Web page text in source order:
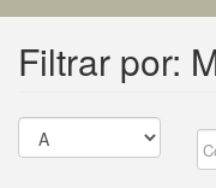
Filtrar por: